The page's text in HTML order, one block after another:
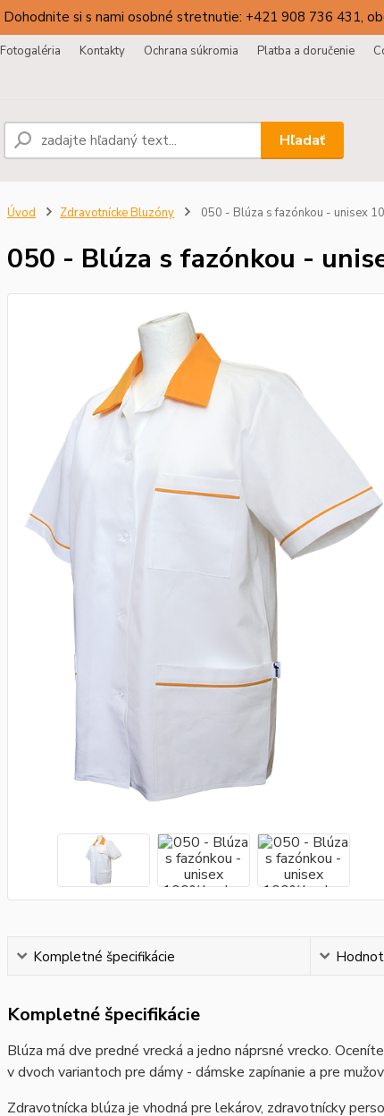
Dohodnite si s nami osobné stretnutie: +421 908 736 431,
Fotogaléria Kontakty Ochrana súkromia Platba a doručenie
Hľadať
Úvod Zdravotnícke Bluzóny 050 - Blúza s fazónkou - unisex
050 - Blúza s fazónkou -
Kompletné špecifikácie
Kompletné špecifikácie
Blúza má dve predné vrecká a jedno náprsné vrecko.
v dvoch variantoch pre dámy - dámske zapínanie a pre
Zdravotnícka blúza je vhodná pre lekárov, zdravotnícky